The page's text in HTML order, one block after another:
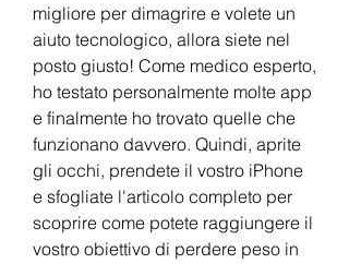
migliore per dimagrire e volete un
aiuto tecnologico, allora siete nel
posto giusto! Come medico esperto,
ho testato personalmente molte app
e finalmente ho trovato quelle che
funzionano davvero. Quindi, aprite
gli occhi, prendete il vostro iPhone
e sfogliate l'articolo completo per
scoprire come potete raggiungere il
vostro obiettivo di perdere peso in